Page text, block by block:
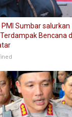
Sumbar salurkan
Bencana